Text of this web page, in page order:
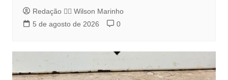
Redação 👨‍⚖️​ Wilson Marinho
5 de agosto de 2026
0